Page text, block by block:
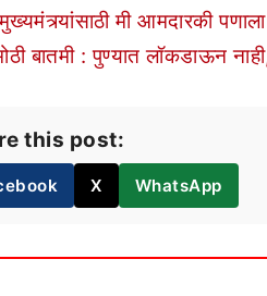
मी आमदारकी
बातमी : पुण्यात लॉकडाऊन
this post:
X WhatsApp